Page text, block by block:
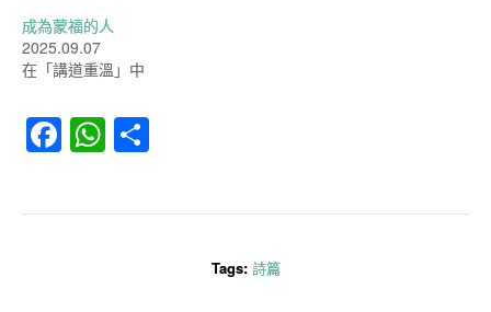
成為蒙福的人
2025.09.07
在「講道重溫」中
Facebook
WhatsApp
Tags: 詩篇